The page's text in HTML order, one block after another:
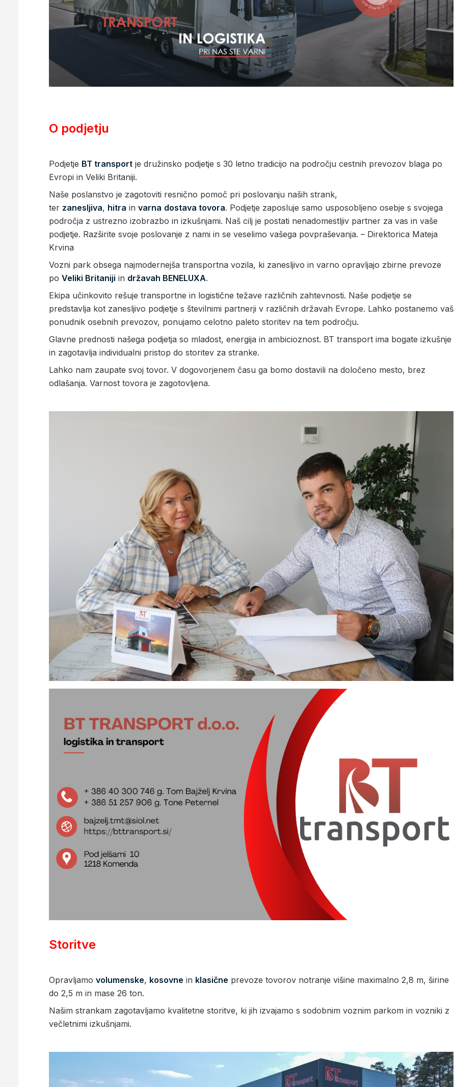
O podjetju
Podjetje BT transport je družinsko podjetje s 30 letno tradicijo na področju cestnih prevozov blaga po
Evropi in Veliki Britaniji.
Naše poslanstvo je zagotoviti resnično pomoč pri poslovanju naših strank,
ter zanesljiva, hitra in varna dostava tovora. Podjetje zaposluje samo usposobljeno osebje s svojega
področja z ustrezno izobrazbo in izkušnjami. Naš cilj je postati nenadomestljiv partner za vas in vaše
podjetje. Razširite svoje poslovanje z nami in se veselimo vašega povpraševanja. – Direktorica Mateja
Krvina
Vozni park obsega najmodernejša transportna vozila, ki zanesljivo in varno opravljajo zbirne prevoze
po Veliki Britaniji in državah BENELUXA.
Ekipa učinkovito rešuje transportne in logistične težave različnih zahtevnosti. Naše podjetje se
predstavlja kot zanesljivo podjetje s številnimi partnerji v različnih državah Evrope. Lahko postanemo vaš
ponudnik osebnih prevozov, ponujamo celotno paleto storitev na tem področju.
Glavne prednosti našega podjetja so mladost, energija in ambicioznost. BT transport ima bogate izkušnje
in zagotavlja individualni pristop do storitev za stranke.
Lahko nam zaupate svoj tovor. V dogovorjenem času ga bomo dostavili na določeno mesto, brez
odlašanja. Varnost tovora je zagotovljena.
Storitve
Opravljamo volumenske, kosovne in klasične prevoze tovorov notranje višine maximalno 2,8 m, širine
do 2,5 m in mase 26 ton.
Našim strankam zagotavljamo kvalitetne storitve, ki jih izvajamo s sodobnim voznim parkom in vozniki z
večletnimi izkušnjami.